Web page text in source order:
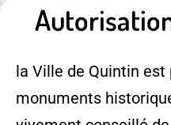
la Ville de Quintin
monuments